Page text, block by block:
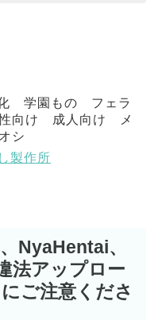
化 学園もの フェラ
向け 成人向け メ
シ
製作所
NyaHentai、
法アップロー
ご注意くださ